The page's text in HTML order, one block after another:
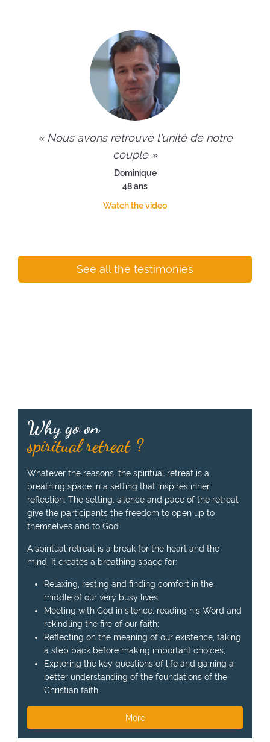
« Nous avons retrouvé l’unité de notre
couple »
Dominique
48 ans
Watch the video
See all the testimonies
Why go on
spiritual retreat ?
Whatever the reasons, the spiritual retreat is a
breathing space in a setting that inspires inner
reflection. The setting, silence and pace of the retreat
give the participants the freedom to open up to
themselves and to God.
A spiritual retreat is a break for the heart and the
mind. It creates a breathing space for:
Relaxing, resting and finding comfort in the
middle of our very busy lives;
Meeting with God in silence, reading his Word and
rekindling the fire of our faith;
Reflecting on the meaning of our existence, taking
a step back before making important choices;
Exploring the key questions of life and gaining a
better understanding of the foundations of the
Christian faith.
More